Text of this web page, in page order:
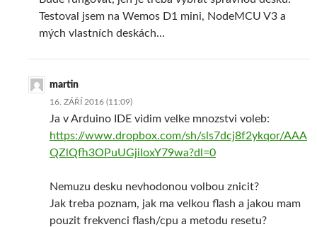
Testoval jsem na Wemos D1 mini, NodeMCU V3 a
mých vlastních deskách…
martin
16. ZÁŘÍ 2016 (11:09)
Ja v Arduino IDE vidim velke mnozstvi voleb:
https://www.dropbox.com/sh/sls7dcj8f2ykqor/AAA
QZlQfh3OPuUGjiIoxY79wa?dl=0
Nemuzu desku nevhodonou volbou znicit?
Jak treba poznam, jak ma velkou flash a jakou mam
pouzit frekvenci flash/cpu a metodu resetu?